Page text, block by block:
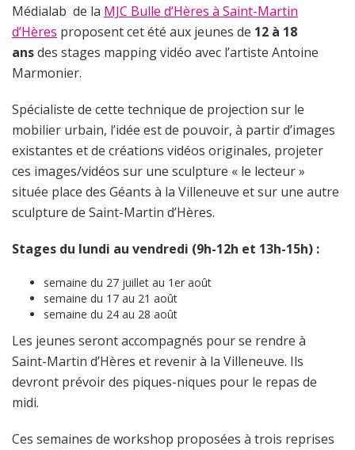
Médialab de la MJC Bulle d’Hères à Saint-Martin
d’Hères proposent cet été aux jeunes de 12 à 18
ansdes stages mapping vidéo avec l’artiste Antoine
Marmonier.
Spécialiste de cette technique de projection sur le
mobilier urbain, l’idée est de pouvoir, à partir d’images
existantes et de créations vidéos originales, projeter
ces images/vidéos sur une sculpture « le lecteur »
située place des Géants à la Villeneuve et sur une autre
sculpture de Saint-Martin d’Hères.
Stages du lundi au vendredi (9h-12h et 13h-15h) :
semaine du 27 juillet au 1er août
semaine du 17 au 21 août
semaine du 24 au 28 août
Les jeunes seront accompagnés pour se rendre à
Saint-Martin d’Hères et revenir à la Villeneuve. Ils
devront prévoir des piques-niques pour le repas de
midi.
Ces semaines de workshop proposées à trois reprises